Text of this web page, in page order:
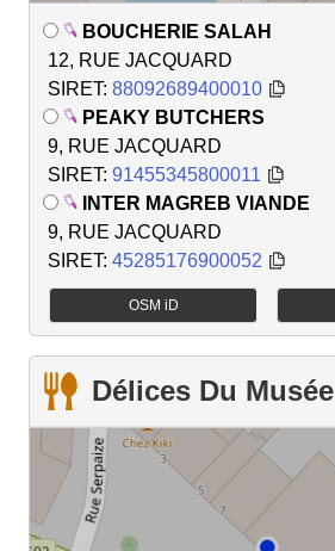
BOUCHERIE SALAH
12, RUE JACQUARD
SIRET: 88092689400010
PEAKY BUTCHERS
9, RUE JACQUARD
SIRET: 91455345800011
INTER MAGREB VIANDE
9, RUE JACQUARD
SIRET: 45285176900052
OSM iD
Délices Du Musée